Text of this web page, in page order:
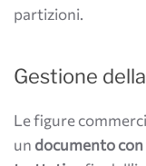
partizioni.
Gestione
Le figure
un documento